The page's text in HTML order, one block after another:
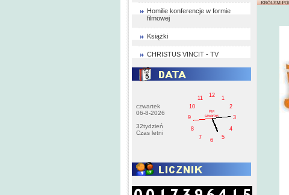
Homilie konferencje w formie
filmowej
Książki
CHRISTUS VINCIT - TV
czwartek
06-8-2026
32tydzień
Czas letni
1
2
3
4
5
6
7
8
9
10
11
12
PM
czwartek